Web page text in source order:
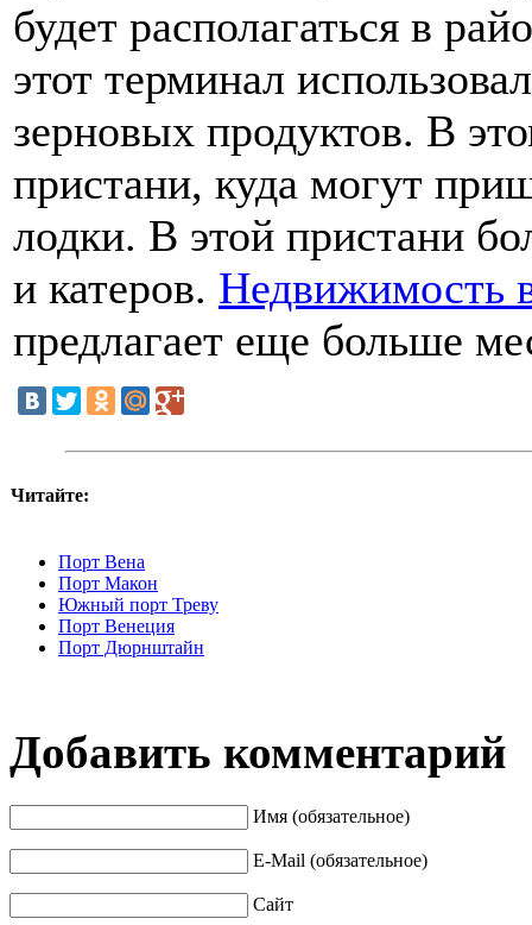
будет располагаться в
этот терминал
зерновых продуктов. В
пристани, куда могут
лодки. В этой пристани
и катеров. Недвижимость
предлагает еще больше
Читайте:
Порт Вена
Порт Макон
Южный порт Треву
Порт Венеция
Порт Дюрнштайн
Добавить комментарий
Имя (обязательное)
E-Mail (обязательное)
Сайт